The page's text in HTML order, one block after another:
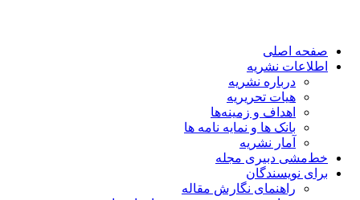
صفحه اصلی
اطلاعات نشریه
درباره نشریه
هیات تحریریه
اهداف و زمینه‌ها
بانک ها و نمایه نامه ها
آمار نشریه
خط‌مشی دبیری مجله
برای نویسندگان
راهنمای نگارش مقاله